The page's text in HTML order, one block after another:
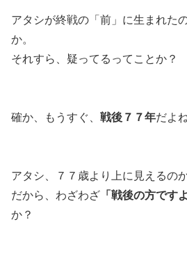
アタシが終戦の「前」に生まれた
か。
それすら、疑ってるってことか？
確か、もうすぐ、 戦後７７年だよ
アタシ、７７歳より上に見えるの
だから、わざわざ 「戦後の方です
か？